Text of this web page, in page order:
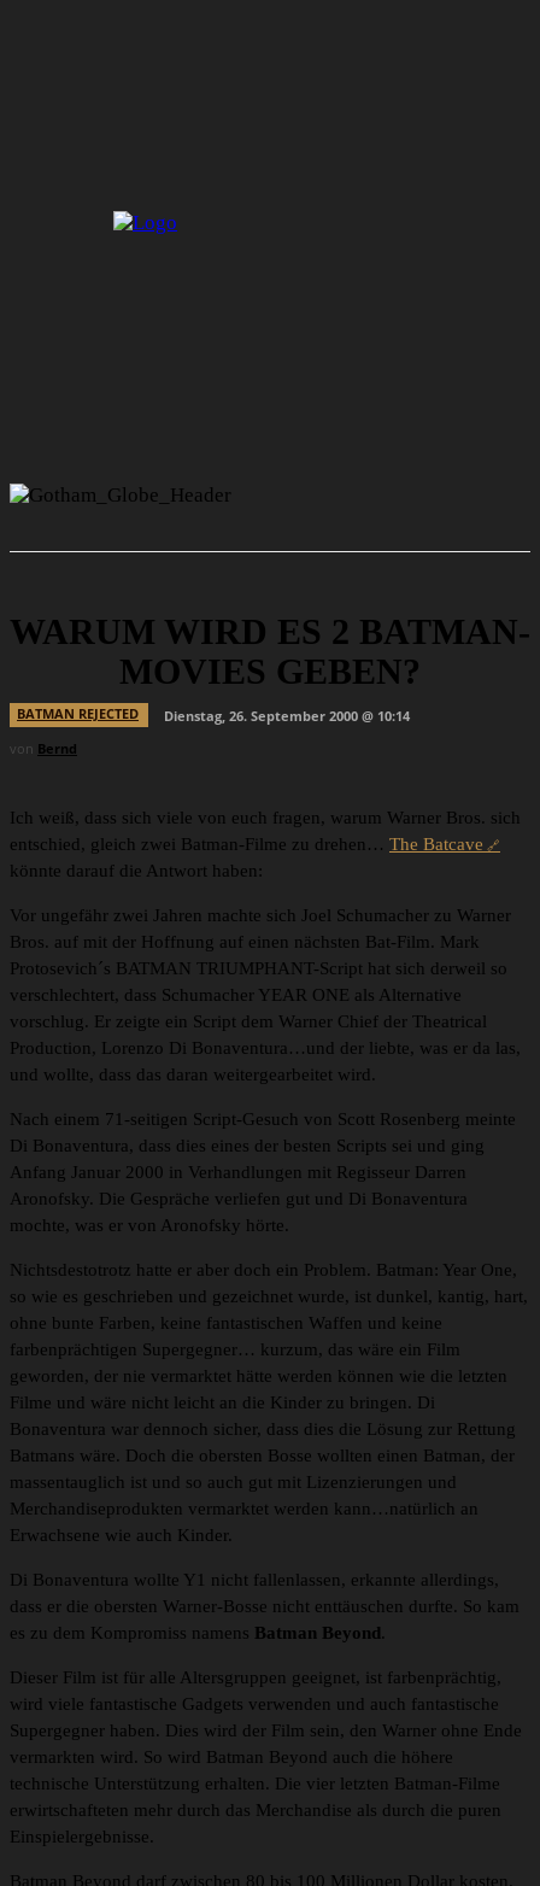
WARUM WIRD ES 2 BATMAN-
MOVIES GEBEN?
BATMAN REJECTED
Dienstag, 26. September 2000 @ 10:14
von Bernd
Ich weiß, dass sich viele von euch fragen, warum Warner Bros. sich
entschied, gleich zwei Batman-Filme zu drehen… The Batcave
könnte darauf die Antwort haben:
Vor ungefähr zwei Jahren machte sich Joel Schumacher zu Warner
Bros. auf mit der Hoffnung auf einen nächsten Bat-Film. Mark
Protosevich´s BATMAN TRIUMPHANT-Script hat sich derweil so
verschlechtert, dass Schumacher YEAR ONE als Alternative
vorschlug. Er zeigte ein Script dem Warner Chief der Theatrical
Production, Lorenzo Di Bonaventura…und der liebte, was er da las,
und wollte, dass das daran weitergearbeitet wird.
Nach einem 71-seitigen Script-Gesuch von Scott Rosenberg meinte
Di Bonaventura, dass dies eines der besten Scripts sei und ging
Anfang Januar 2000 in Verhandlungen mit Regisseur Darren
Aronofsky. Die Gespräche verliefen gut und Di Bonaventura
mochte, was er von Aronofsky hörte.
Nichtsdestotrotz hatte er aber doch ein Problem. Batman: Year One,
so wie es geschrieben und gezeichnet wurde, ist dunkel, kantig, hart,
ohne bunte Farben, keine fantastischen Waffen und keine
farbenprächtigen Supergegner… kurzum, das wäre ein Film
geworden, der nie vermarktet hätte werden können wie die letzten
Filme und wäre nicht leicht an die Kinder zu bringen. Di
Bonaventura war dennoch sicher, dass dies die Lösung zur Rettung
Batmans wäre. Doch die obersten Bosse wollten einen Batman, der
massentauglich ist und so auch gut mit Lizenzierungen und
Merchandiseprodukten vermarktet werden kann…natürlich an
Erwachsene wie auch Kinder.
Di Bonaventura wollte Y1 nicht fallenlassen, erkannte allerdings,
dass er die obersten Warner-Bosse nicht enttäuschen durfte. So kam
es zu dem Kompromiss namens Batman Beyond.
Dieser Film ist für alle Altersgruppen geeignet, ist farbenprächtig,
wird viele fantastische Gadgets verwenden und auch fantastische
Supergegner haben. Dies wird der Film sein, den Warner ohne Ende
vermarkten wird. So wird Batman Beyond auch die höhere
technische Unterstützung erhalten. Die vier letzten Batman-Filme
erwirtschafteten mehr durch das Merchandise als durch die puren
Einspielergebnisse.
Batman Beyond darf zwischen 80 bis 100 Millionen Dollar kosten.